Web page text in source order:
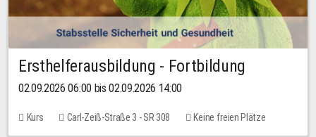
Ersthelferausbildung - Fortbildung
02.09.2026 06:00 bis 02.09.2026 14:00
Kurs Carl-Zeiß-Straße 3 - SR 308 Keine freien Plätze